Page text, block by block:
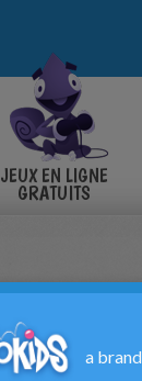
JEUX EN LIGNE
GRATUITS